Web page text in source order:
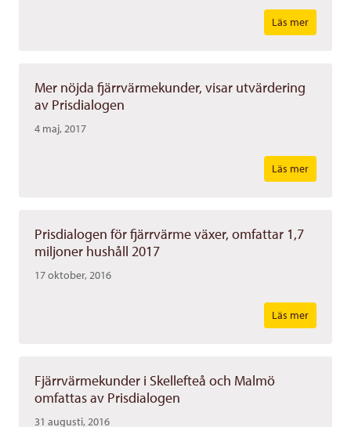
Läs mer
Mer nöjda fjärrvärmekunder, visar utvärdering
av Prisdialogen
4 maj, 2017
Läs mer
Prisdialogen för fjärrvärme växer, omfattar 1,7
miljoner hushåll 2017
17 oktober, 2016
Läs mer
Fjärrvärmekunder i Skellefteå och Malmö
omfattas av Prisdialogen
31 augusti, 2016